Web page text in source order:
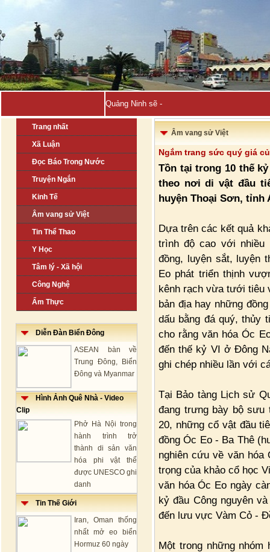
Quảng Ninh sẽ đăng cai Hội nghị B_
Trang nhất
Xã Luận
Đọc Báo Trong Nước
Truyện Ngắn
Kinh Tế
Âm vang sử Việt
Tin Thể Thao
Y Học
Tâm lý - Xã hội
Công Nghệ
Ẩm Thực
Diễn Đàn Biển Đông
ASEAN bàn về
Trung Đông, Biển
Đông và Myanmar
Hình Ảnh Quê Nhà - Video
Clip
Phở Hà Nội trong
hành trình trở
thành di sản văn
hóa phi vật thể
được UNESCO ghi
danh
Tin Thế Giới
Iran, Oman thống
nhất mở eo biển
Hormuz 60 ngày
Âm vang sử Việt
Ngắm trang sức quý giá
Tồn tại trong 10 thế
theo nơi di vật đầu
huyện Thoại Sơn, tỉnh
Dựa trên các kết quả
trình độ cao với nhiều
đồng, luyện sắt, luyện
Eo phát triển thịnh
kênh rạch vừa tưới tiêu
bản địa hay những
dấu bằng đá quý, thủy
cho rằng văn hóa Óc
đến thế kỷ VI ở Đông
ghi chép nhiều lần với
Tại Bảo tàng Lịch sử
đang trưng bày bộ
20, những cổ vật đầu
đồng Óc Eo - Ba Thê
nghiên cứu về văn hóa
trọng của khảo cổ học
văn hóa Óc Eo ngày
kỷ đầu Công nguyên
đến lưu vực Vàm Cỏ -
Một trong những